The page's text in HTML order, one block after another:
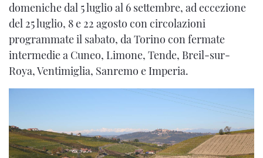
domeniche dal 5 luglio al 6 settembre, ad eccezione
del 25 luglio, 8 e 22 agosto con circolazioni
programmate il sabato, da Torino con fermate
intermedie a Cuneo, Limone, Tende, Breil-sur-
Roya, Ventimiglia, Sanremo e Imperia.